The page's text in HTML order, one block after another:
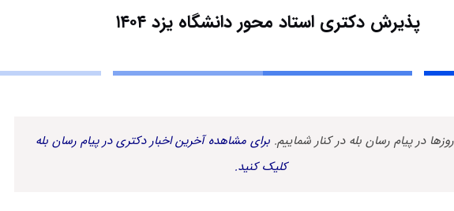
پذیرش دکتری استاد محور دانشگاه یزد ۱۴۰۴
در پیام رسان بله در کنار شماییم. برای مشاهده آخرین اخبار دکتری در پیام رسان بله
کلیک کنید.